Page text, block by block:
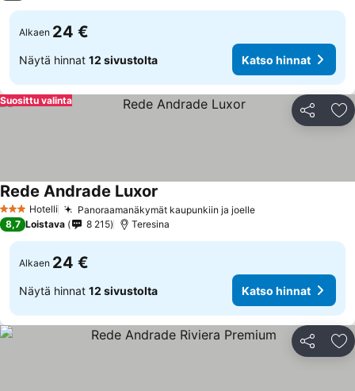
Alkaen 24 €
Näytä hinnat 12 sivustolta Katso hinnat
Jaa
Suosittu valinta
3 Tähtiluokitus
Hotelli Panoraamanäkymät kaupunkiin ja joelle
Rede Andrade Luxor
8,7 Loistava 8 215 Teresina
Alkaen 24 €
Näytä hinnat 12 sivustolta Katso hinnat
Jaa